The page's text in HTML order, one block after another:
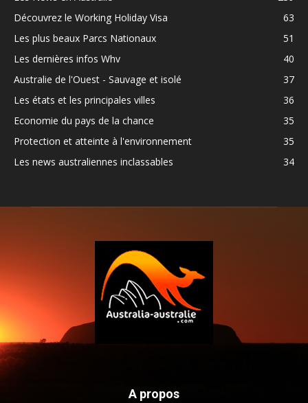
Découvrez le Working Holiday Visa
63
Les plus beaux Parcs Nationaux
51
Les dernières infos Whv
40
Australie de l'Ouest - Sauvage et isolé
37
Les états et les principales villes
36
Economie du pays de la chance
35
Protection et atteinte à l'environnement
35
Les news australiennes inclassables
34
A propos